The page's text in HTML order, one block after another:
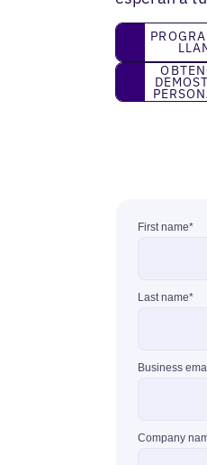
Programar
Obtenga